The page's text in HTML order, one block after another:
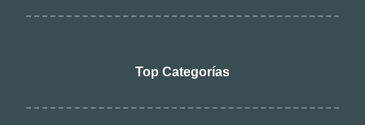
Top Categorías